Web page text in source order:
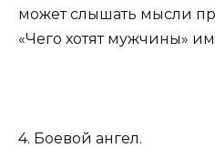
может слышать мысли
«Чего хотят мужчины»
4. Боевой ангел.